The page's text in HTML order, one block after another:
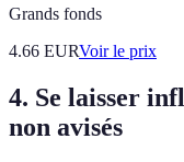
Grands fonds
4.66 EURVoir le prix
4. Se laisser
non avisés